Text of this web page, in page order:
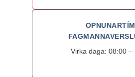
Virka daga: 08:00 –